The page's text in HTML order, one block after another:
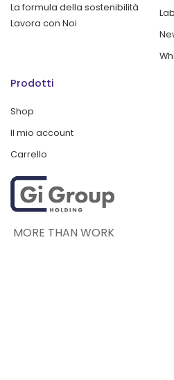
La formula della sostenibilità
Lavora con Noi
Prodotti
Shop
Il mio account
Carrello
MORE THAN WORK